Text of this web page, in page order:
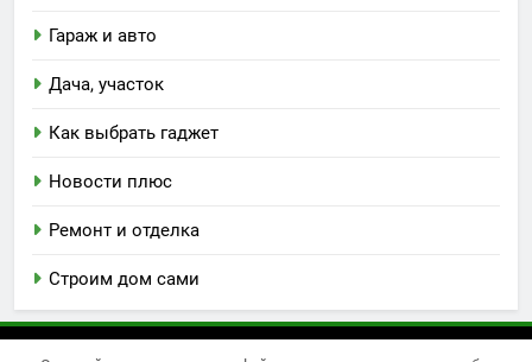
Гараж и авто
Дача, участок
Как выбрать гаджет
Новости плюс
Ремонт и отделка
Строим дом сами